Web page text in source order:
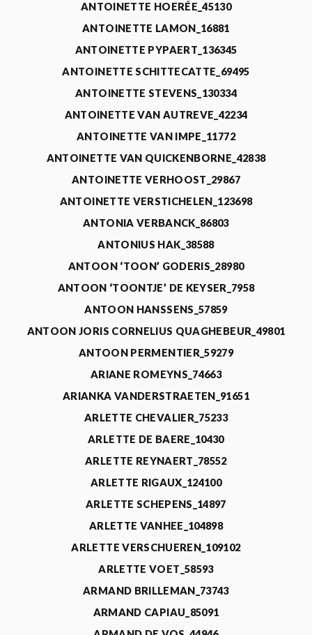
ANTOINETTE HOERÉE_45130
ANTOINETTE LAMON_16881
ANTOINETTE PYPAERT_136345
ANTOINETTE SCHITTECATTE_69495
ANTOINETTE STEVENS_130334
ANTOINETTE VAN AUTREVE_42234
ANTOINETTE VAN IMPE_11772
ANTOINETTE VAN QUICKENBORNE_42838
ANTOINETTE VERHOOST_29867
ANTOINETTE VERSTICHELEN_123698
ANTONIA VERBANCK_86803
ANTONIUS HAK_38588
ANTOON ‘TOON’ GODERIS_28980
ANTOON ‘TOONTJE’ DE KEYSER_7958
ANTOON HANSSENS_57859
ANTOON JORIS CORNELIUS QUAGHEBEUR_49801
ANTOON PERMENTIER_59279
ARIANE ROMEYNS_74663
ARIANKA VANDERSTRAETEN_91651
ARLETTE CHEVALIER_75233
ARLETTE DE BAERE_10430
ARLETTE REYNAERT_78552
ARLETTE RIGAUX_124100
ARLETTE SCHEPENS_14897
ARLETTE VANHEE_104898
ARLETTE VERSCHUEREN_109102
ARLETTE VOET_58593
ARMAND BRILLEMAN_73743
ARMAND CAPIAU_85091